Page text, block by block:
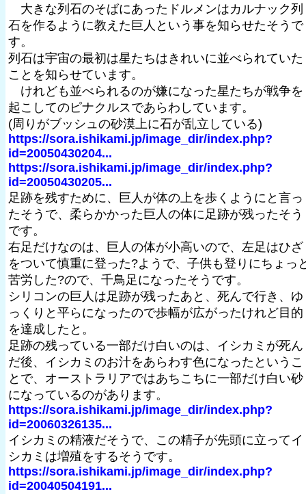
大きな列石のそばにあったドルメンはカルナック列
石を作るように教えた巨人という事を知らせたそうで
す。
列石は宇宙の最初は星たちはきれいに並べられていた
ことを知らせています。
けれども並べられるのが嫌になった星たちが戦争を
起こしてのピナクルスであらわしています。
(周りがブッシュの砂漠上に石が乱立している)
https://sora.ishikami.jp/image_dir/index.php?
id=20050430204...
https://sora.ishikami.jp/image_dir/index.php?
id=20050430205...
足跡を残すために、巨人が体の上を歩くようにと言っ
たそうで、柔らかかった巨人の体に足跡が残ったそう
です。
右足だけなのは、巨人の体が小高いので、左足はひざ
をついて慎重に登った?ようで、子供も登りにちょっ
苦労した?ので、千鳥足になったそうです。
シリコンの巨人は足跡が残ったあと、死んで行き、ゆ
っくりと平らになったので歩幅が広がったけれど目的
を達成したと。
足跡の残っている一部だけ白いのは、イシカミが死ん
だ後、イシカミのお汁をあらわす色になったというこ
とで、オーストラリアではあちこちに一部だけ白い砂
になっているのがあります。
https://sora.ishikami.jp/image_dir/index.php?
id=20060326135...
イシカミの精液だそうで、この精子が先頭に立ってイ
シカミは増殖をするそうです。
https://sora.ishikami.jp/image_dir/index.php?
id=20040504191...